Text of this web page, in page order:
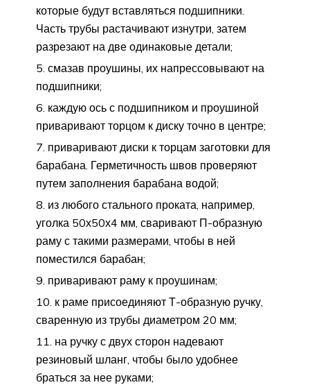
которые будут вставляться подшипники.
Часть трубы растачивают изнутри, затем
разрезают на две одинаковые детали;
смазав проушины, их напрессовывают на
подшипники;
каждую ось с подшипником и проушиной
приваривают торцом к диску точно в центре;
приваривают диски к торцам заготовки для
барабана. Герметичность швов проверяют
путем заполнения барабана водой;
из любого стального проката, например,
уголка 50х50х4 мм, сваривают П-образную
раму с такими размерами, чтобы в ней
поместился барабан;
приваривают раму к проушинам;
к раме присоединяют Т-образную ручку,
сваренную из трубы диаметром 20 мм;
на ручку с двух сторон надевают
резиновый шланг, чтобы было удобнее
браться за нее руками;